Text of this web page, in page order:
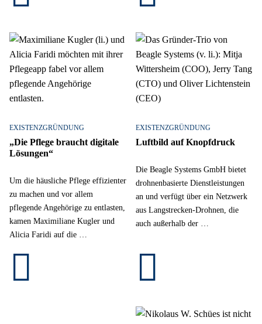
EXISTENZGRÜNDUNG
„Die Pflege braucht digitale
Lösungen“
Um die häusliche Pflege effizienter
zu machen und vor allem
pflegende Angehörige zu entlasten,
kamen Maximiliane Kugler und
Alicia Faridi auf die …
EXISTENZGRÜNDUNG
Luftbild auf Knopfdruck
Die Beagle Systems GmbH bietet
drohnenbasierte Dienstleistungen
an und verfügt über ein Netzwerk
aus Langstrecken-Drohnen, die
auch außerhalb der …